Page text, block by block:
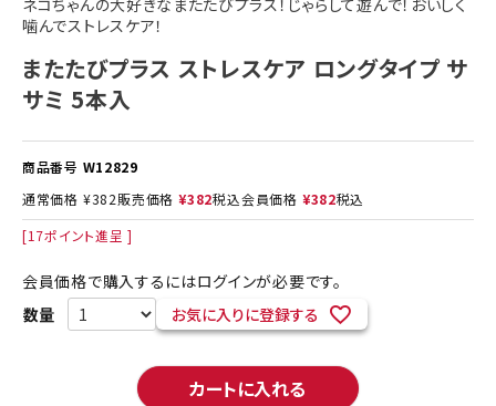
ネコちゃんの大好きなまたたびプラス！じゃらして遊んで！おいしく
噛んでストレスケア！
またたびプラス ストレスケア ロングタイプ サ
サミ 5本入
商品番号 W12829
通常価格 ¥382販売価格 ¥382税込会員価格 ¥382税込
[17ポイント進呈 ]
会員価格で購入するにはログインが必要です。
お気に入りに登録する
カートに入れる